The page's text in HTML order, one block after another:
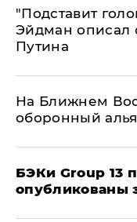
​"Подставит
Эйдман описал
Путина
На Ближнем
оборонный
​БЭКи Group 13
опубликованы